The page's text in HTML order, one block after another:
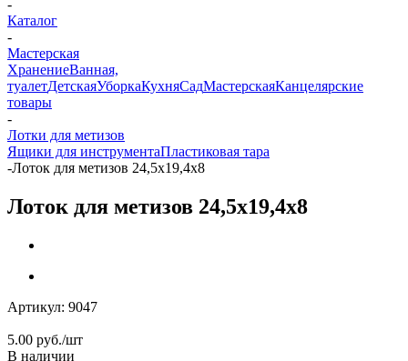
-
Каталог
-
Мастерская
ХранениеВанная,
туалетДетскаяУборкаКухняСадМастерскаяКанцелярские
товары
-
Лотки для метизов
Ящики для инструментаПластиковая тара
-Лоток для метизов 24,5x19,4x8
Лоток для метизов 24,5x19,4x8
Артикул: 9047
5.00 руб./шт
В наличии